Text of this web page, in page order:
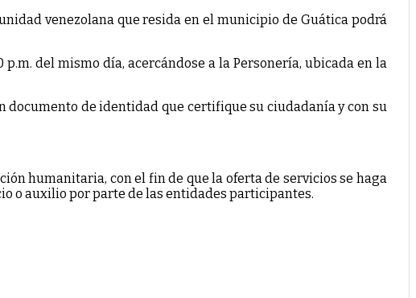
venezolana que resida en el municipio de Guática podrá
del mismo día, acercándose a la Personería, ubicada en la
documento de identidad que certifique su ciudadanía y con su
humanitaria, con el fin de que la oferta de servicios se haga
o auxilio por parte de las entidades participantes.